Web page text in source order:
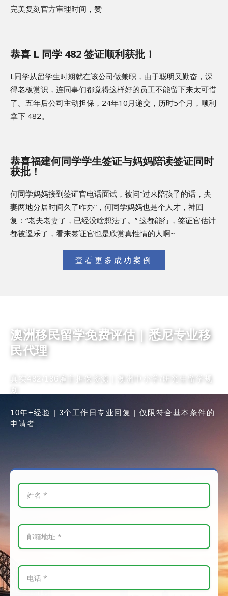
完美复刻官方审理时间，赞
恭喜 L 同学 482 签证顺利获批！
L同学从留学生时期就在该公司做兼职，由于聪明又勤奋，深
得老板赏识，连同事们都觉得这样好的员工不能留下来太可惜
了。五年后公司主动担保，24年10月递交，历时5个月，顺利
拿下 482。
恭喜福建何同学学生签证与妈妈陪读签证同时
获批！
何同学妈妈接到签证官电话面试，被问“过来陪孩子的话，夫
妻两地分居时间久了咋办”，何同学妈妈也是个人才，神回
复：“老夫老妻了，已经没啥想法了。” 这都能行，签证官估计
都被逗乐了，看来签证官也是欣赏真性情的人啊~
查看更多成功案例
澳洲移民留学免费评估 | 悉尼专业移
民代理
真实482/186雇主担保资源 | 澳洲中小学/研究生留学规
划
10年+经验 | 3个工作日专业回复 | 仅限符合基本条件的
申请者